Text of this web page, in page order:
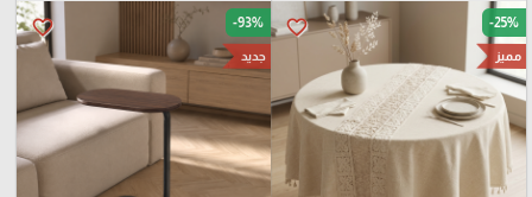
favorite_border -25%
مميز
favorite_border -93%
جديد